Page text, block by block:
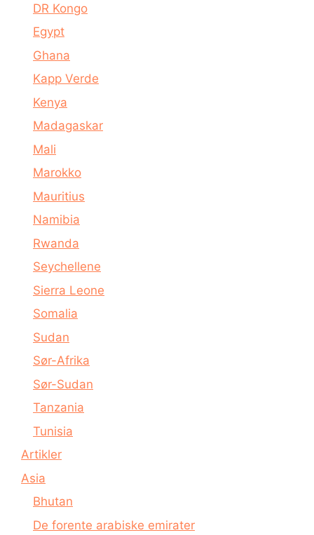
DR Kongo
Egypt
Ghana
Kapp Verde
Kenya
Madagaskar
Mali
Marokko
Mauritius
Namibia
Rwanda
Seychellene
Sierra Leone
Somalia
Sudan
Sør-Afrika
Sør-Sudan
Tanzania
Tunisia
Artikler
Asia
Bhutan
De forente arabiske emirater